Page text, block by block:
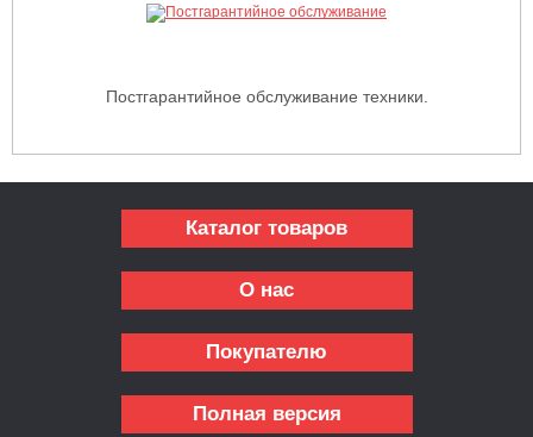
Постгарантийное обслуживание техники.
Каталог товаров
О нас
Покупателю
Полная версия